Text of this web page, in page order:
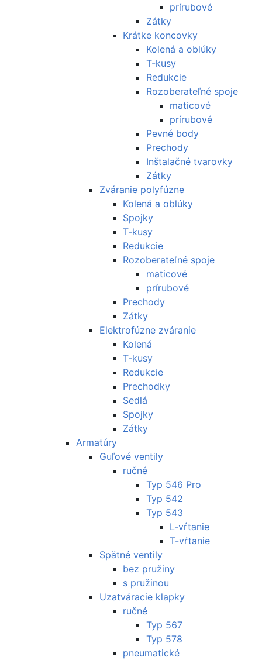
prírubové
Zátky
Krátke koncovky
Kolená a oblúky
T-kusy
Redukcie
Rozoberateľné spoje
maticové
prírubové
Pevné body
Prechody
Inštalačné tvarovky
Zátky
Zváranie polyfúzne
Kolená a oblúky
Spojky
T-kusy
Redukcie
Rozoberateľné spoje
maticové
prírubové
Prechody
Zátky
Elektrofúzne zváranie
Kolená
T-kusy
Redukcie
Prechodky
Sedlá
Spojky
Zátky
Armatúry
Guľové ventily
ručné
Typ 546 Pro
Typ 542
Typ 543
L-vŕtanie
T-vŕtanie
Spätné ventily
bez pružiny
s pružinou
Uzatváracie klapky
ručné
Typ 567
Typ 578
pneumatické